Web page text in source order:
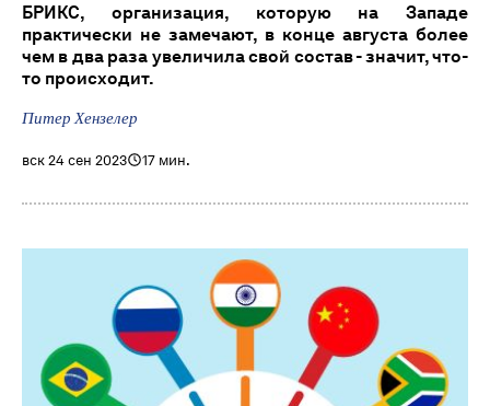
БРИКС, организация, которую на Западе
практически не замечают, в конце августа более
чем в два раза увеличила свой состав - значит, что-
то происходит.
Питер Хензелер
вск 24 сен 2023 17 мин.